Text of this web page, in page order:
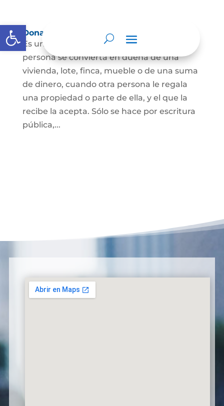
Abrir barra de herramientas
Donación
Es uno de los contratos cuyo fin es que una
persona se convierta en dueña de una
vivienda, lote, finca, mueble o de una suma
de dinero, cuando otra persona le regala
una propiedad o parte de ella, y el que la
recibe la acepta. Sólo se hace por escritura
pública,...